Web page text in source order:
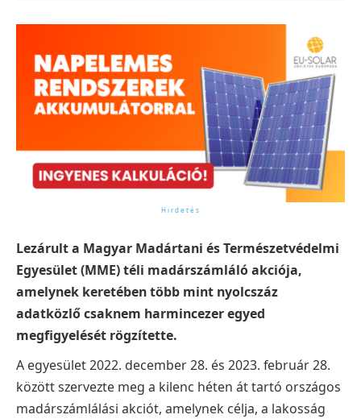
Lezárult a Magyar Madártani és Természetvédelmi
Egyesület (MME) téli madárszámláló akciója,
amelynek keretében több mint nyolcszáz
adatközlő csaknem harmincezer egyed
megfigyelését rögzítette.
A egyesület 2022. december 28. és 2023. február 28.
között szervezte meg a kilenc héten át tartó országos
madárszámlálási akciót, amelynek célja, a lakosság